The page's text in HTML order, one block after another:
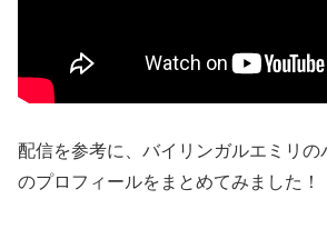
配信を参考に、バイリンガルエミリの
のプロフィールをまとめてみました！